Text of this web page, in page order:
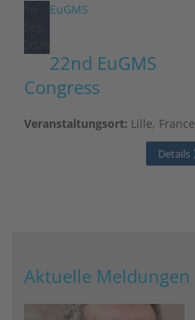
EuGMS
22nd EuGMS
Congress
Veranstaltungsort: Lille, France
Details
Aktuelle Meldungen